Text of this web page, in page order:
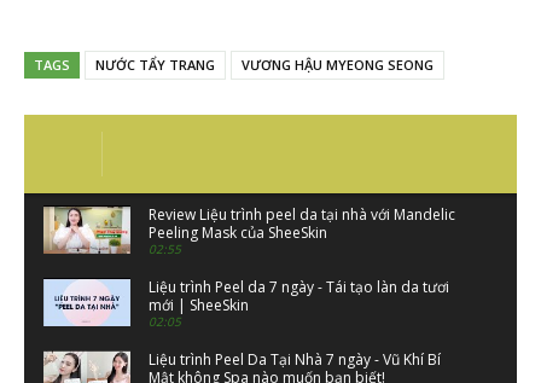
TAGS NƯỚC TẨY TRANG VƯƠNG HẬU MYEONG SEONG
Review Liệu trình peel da tại nhà với Mandelic
Peeling Mask của SheeSkin
02:55
Liệu trình Peel da 7 ngày - Tái tạo làn da tươi
mới | SheeSkin
02:05
Liệu trình Peel Da Tại Nhà 7 ngày - Vũ Khí Bí
Mật không Spa nào muốn bạn biết!